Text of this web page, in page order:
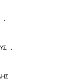
,